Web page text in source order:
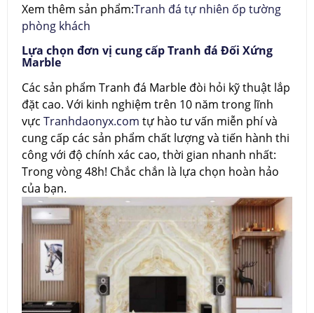
Xem thêm sản phẩm:Tranh đá tự nhiên ốp tường
phòng khách
Lựa chọn đơn vị cung cấp Tranh đá Đối Xứng
Marble
Các sản phẩm Tranh đá Marble đòi hỏi kỹ thuật lắp
đặt cao. Với kinh nghiệm trên 10 năm trong lĩnh
vực Tranhdaonyx.com tự hào tư vấn miễn phí và
cung cấp các sản phẩm chất lượng và tiến hành thi
công với độ chính xác cao, thời gian nhanh nhất:
Trong vòng 48h! Chắc chắn là lựa chọn hoàn hảo
của bạn.